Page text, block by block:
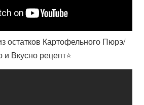
остатков Картофельного Пюрэ/
и Вкусно рецепт⭐️